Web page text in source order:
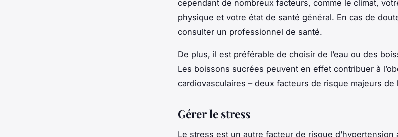
cependant de nombreux facteurs, comme le climat,
physique et votre état de santé général. En cas de
consulter un professionnel de santé.
De plus, il est préférable de choisir de l’eau ou des
Les boissons sucrées peuvent en effet contribuer à
cardiovasculaires – deux facteurs de risque majeurs de
Gérer le stress
Le stress est un autre facteur de risque